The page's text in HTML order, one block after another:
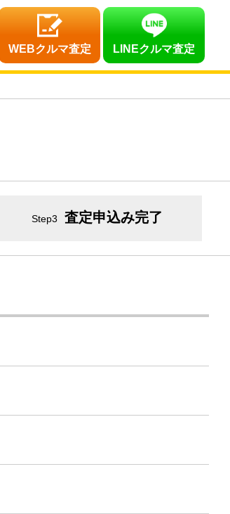
WEBクルマ査定 LINEクルマ査定
Step3 査定申込み完了